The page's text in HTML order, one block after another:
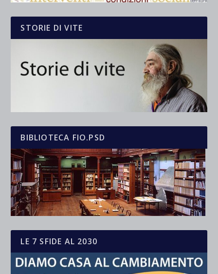
STORIE DI VITE
BIBLIOTECA FIO.PSD
LE 7 SFIDE AL 2030